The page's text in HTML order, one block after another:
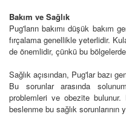
Bakım ve Sağlık
Pug'ların bakımı düşük bakım
fırçalama genellikle yeterlidir.
de önemlidir, çünkü bu
Sağlık açısından, Pug'lar bazı
Bu sorunlar arasında
problemleri ve obezite
beslenme bu sağlık sorunlarının